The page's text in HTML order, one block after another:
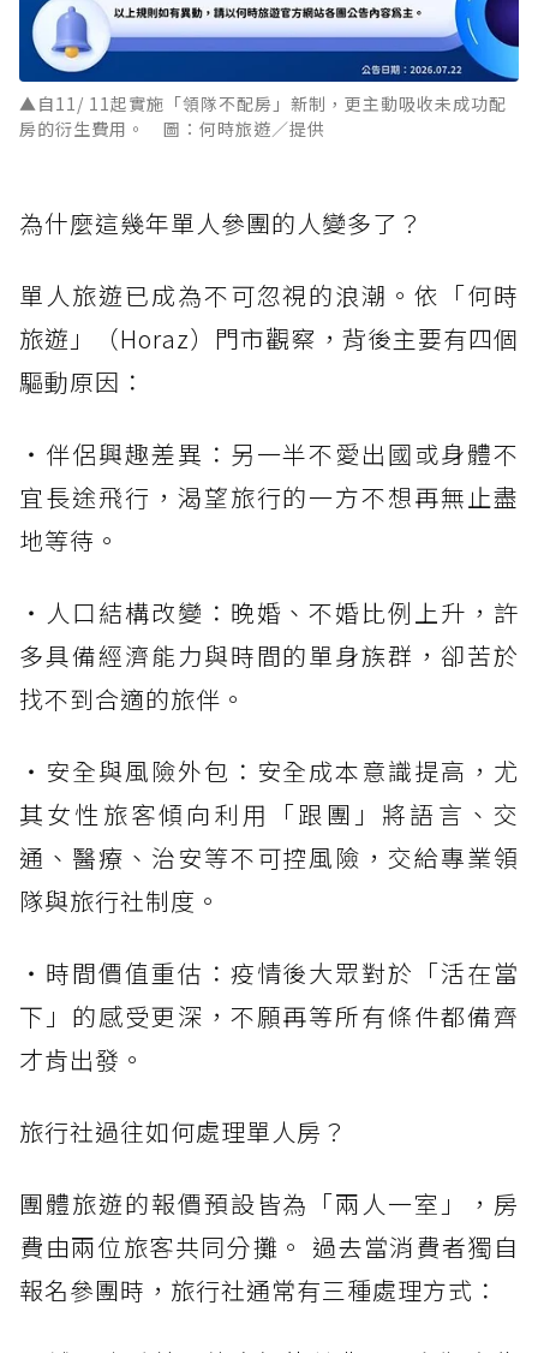
▲自11/ 11起實施「領隊不配房」新制，更主動吸收未成功配
房的衍生費用。 圖：何時旅遊／提供
為什麼這幾年單人參團的人變多了？
單人旅遊已成為不可忽視的浪潮。依「何時
旅遊」（Horaz）門市觀察，背後主要有四個
驅動原因：
・伴侶興趣差異：另一半不愛出國或身體不
宜長途飛行，渴望旅行的一方不想再無止盡
地等待。
・人口結構改變：晚婚、不婚比例上升，許
多具備經濟能力與時間的單身族群，卻苦於
找不到合適的旅伴。
・安全與風險外包：安全成本意識提高，尤
其女性旅客傾向利用「跟團」將語言、交
通、醫療、治安等不可控風險，交給專業領
隊與旅行社制度。
・時間價值重估：疫情後大眾對於「活在當
下」的感受更深，不願再等所有條件都備齊
才肯出發。
旅行社過往如何處理單人房？
團體旅遊的報價預設皆為「兩人一室」，房
費由兩位旅客共同分攤。 過去當消費者獨自
報名參團時，旅行社通常有三種處理方式：